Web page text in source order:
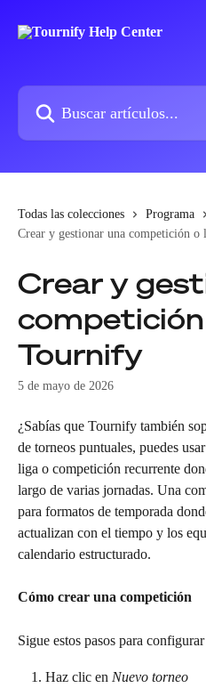
Buscar artículos...
Todas las colecciones
Programa
Crear y gestionar una competición
Crear y
Tournify
5 de mayo de 2026
¿Sabías que Tournify también
de torneos puntuales, puedes
liga o competición recurrente
largo de varias jornadas. Una
para formatos de temporada
actualizan con el tiempo y los
calendario estructurado.
Cómo crear una competición
Sigue estos pasos para
Haz clic en Nuevo torneo